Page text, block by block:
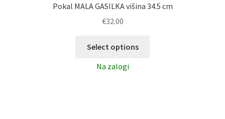
Pokal MALA GASILKA višina 34.5 cm
€32.00
Select options
Na zalogi